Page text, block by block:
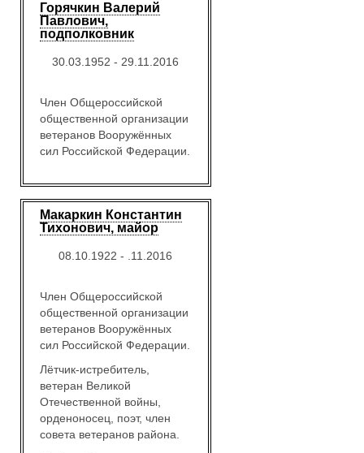
Горячкин Валерий
Павлович,
подполковник
30.03.1952 - 29.11.2016
Член Общероссийской
общественной организации
ветеранов Вооружённых
сил Российской Федерации.
Макаркин Константин
Тихонович, майор
08.10.1922 - .11.2016
Член Общероссийской
общественной организации
ветеранов Вооружённых
сил Российской Федерации.
Лётчик-истребитель,
ветеран Великой
Отечественной войны,
орденоносец, поэт, член
совета ветеранов района.